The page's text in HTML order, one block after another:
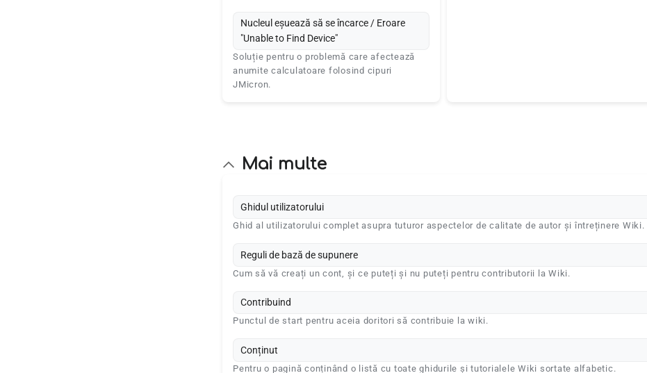
Nucleul eșuează să se încarce / Eroare
"Unable to Find Device"
Soluție pentru o problemă care afectează
anumite calculatoare folosind cipuri
JMicron.
Mai multe
Ghidul utilizatorului
Ghid al utilizatorului complet asupra tuturor aspectelor de calitate de autor și întreținere Wiki.
Reguli de bază de supunere
Cum să vă creați un cont, și ce puteți și nu puteți pentru contributorii la Wiki.
Contribuind
Punctul de start pentru aceia doritori să contribuie la wiki.
Conținut
Pentru o pagină conținând o listă cu toate ghidurile și tutorialele Wiki sortate alfabetic.